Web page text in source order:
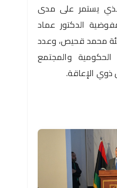
يستمر على مدى
الدكتور عماد
محمد قحيص، وعدد
والمجتمع
ذوي الإعاقة.